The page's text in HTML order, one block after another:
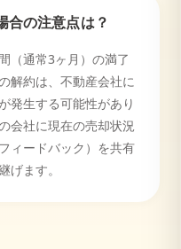
合の注意点は？
（通常3ヶ月）の満了
解約は、不動産会社に
発生する可能性があり
会社に現在の売却状況
ィードバック）を共有
げます。